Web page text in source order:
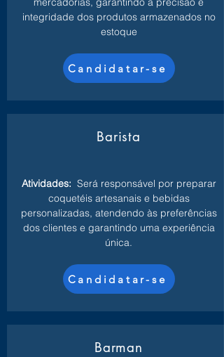
integridade dos produtos armazenados no
estoque
Candidatar-se
Barista
Atividades: Será responsável por preparar
coquetéis artesanais e bebidas
personalizadas, atendendo às preferências
dos clientes e garantindo uma experiência
única.
Candidatar-se
Barman